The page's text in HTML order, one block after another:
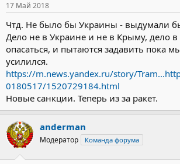
17 Май 2018
Чтд. Не было бы Украины - выдумали
Дело не в Украине и не в Крыму, дело в
опасаться, и пытаются задавить пока
усилился.
https://m.news.yandex.ru/story/
0180517/1520729184.html
Новые санкции. Теперь из за ракет.
anderman
Модератор Команда форума